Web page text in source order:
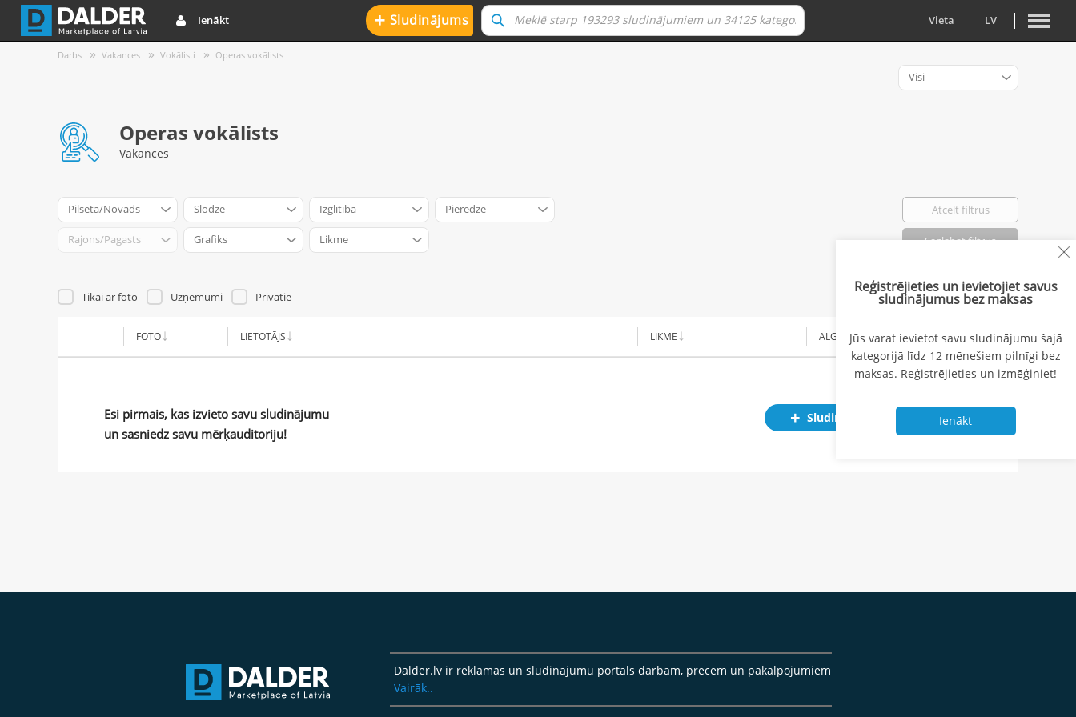
Ienākt + Sludinājums Vieta LV
Darbs Vakances Vokālisti Operas vokālists
Operas vokālists
Vakances
Pilsēta/Novads Slodze Izglītība Pieredze
Rajons/Pagasts Grafiks Likme
Atcelt filtrus
Saglabāt filtrus
Visi
Tikai ar foto Uzņēmumi Privātie Atlasīti: 0
FOTO LIETOTĀJS LIKME ALGA NO
Esi pirmais, kas izvieto savu sludinājumu
un sasniedz savu mērķauditoriju!
Sludinājums
Reģistrējieties un ievietojiet savus
sludinājumus bez maksas
Jūs varat ievietot savu sludinājumu šajā
kategorijā līdz 12 mēnešiem pilnīgi bez
maksas. Reģistrējieties un izmēģiniet!
Ienākt
Dalder.lv ir reklāmas un sludinājumu portāls darbam, precēm un pakalpojumiem
Vairāk..